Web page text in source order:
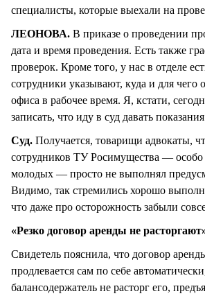
специалисты, которые выехали на
ЛЕОНОВА. В приказе о проведении
дата и время проведения. Есть также
проверок. Кроме того, у нас в отделе
сотрудники указывают, куда и для чего
офиса в рабочее время. Я, кстати,
записать, что иду в суд давать
Суд. Получается, товарищи адвокаты,
сотрудников ТУ Росимущества —
молодых — просто не выполнял
Видимо, так стремились хорошо
что даже про осторожность забыли
«Резко договор аренды не
Свидетель пояснила, что договор
продлевается сам по себе
балансодержатель не расторг его,